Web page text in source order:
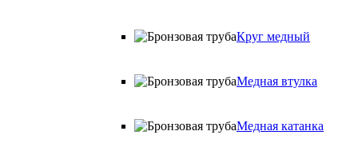
Круг медный
Медная втулка
Медная катанка